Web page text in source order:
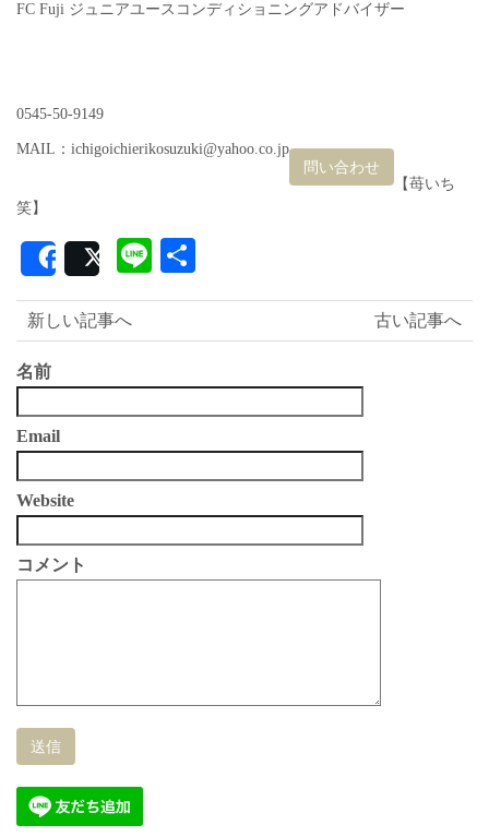
FC Fuji ジュニアユースコンディショニングアドバイザー
0545-50-9149
MAIL：ichigoichierikosuzuki@yahoo.co.jp
問い合わせ
【苺いち
笑】
SharePost Line
有
古い記事へ
新しい記事へ
名前
Email
Website
コメント